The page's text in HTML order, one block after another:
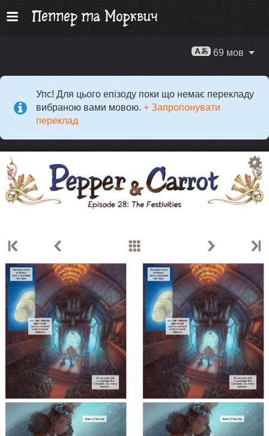
69 мов
Упс! Для цього епізоду поки що немає перекладу
вибраною вами мовою. + Запропонувати
переклад